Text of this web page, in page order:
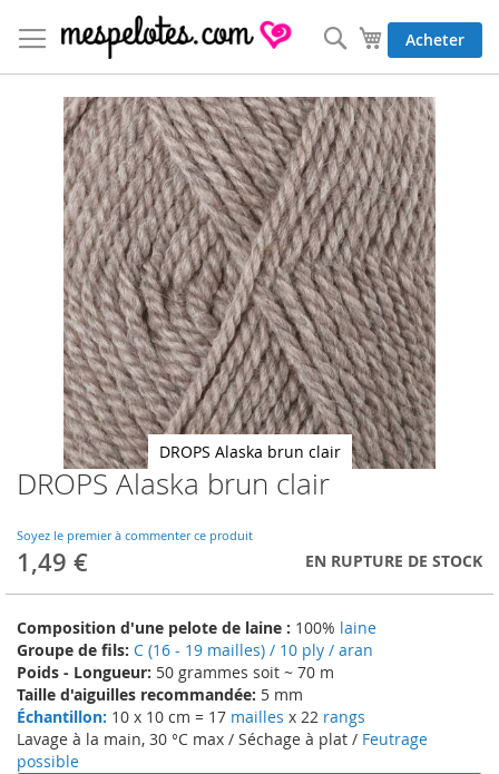
au
contenu
Mon panier
Acheter
Rechercher
DROPS Alaska brun clair
Soyez le premier à commenter ce produit
1,49 € EN RUPTURE DE STOCK
Composition d'une pelote de laine : 100% laine
Groupe de fils: C (16 - 19 mailles) / 10 ply / aran
Poids - Longueur: 50 grammes soit ~ 70 m
Taille d'aiguilles recommandée: 5 mm
Échantillon: 10 x 10 cm = 17 mailles x 22 rangs
Lavage à la main, 30 °C max / Séchage à plat / Feutrage
possible
images
gallery
DROPS Alaska brun clair
Skip
to
beginning
of
the
gallery